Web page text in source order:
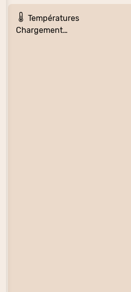
Températures
Chargement…